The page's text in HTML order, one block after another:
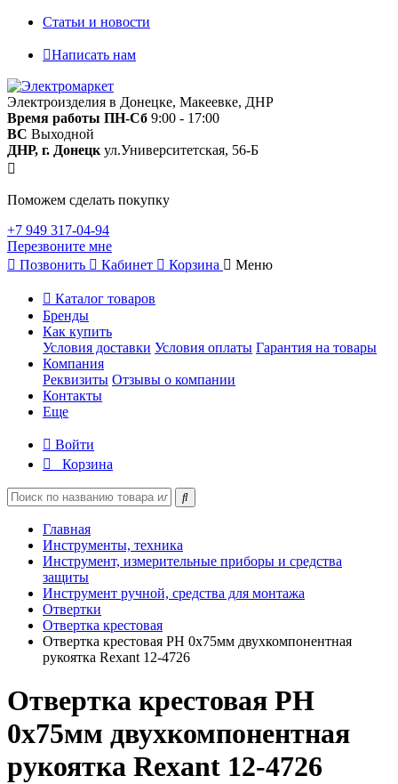
Статьи и новости
Написать нам
Электроизделия в Донецке, Макеевке, ДНР
Время работы ПН-Сб 9:00 - 17:00
ВС Выходной
ДНР, г. Донецк ул.Университетская, 56-Б
Поможем сделать покупку
+7 949 317-04-94
Перезвоните мне
Позвонить
Кабинет Корзина Меню
Каталог товаров
Бренды
Как купить
Условия доставки Условия оплаты Гарантия на товары
Компания
Реквизиты Отзывы о компании
Контакты
Еще
Войти
Корзина
Главная
Инструменты, техника
Инструмент, измерительные приборы и средства
защиты
Инструмент ручной, средства для монтажа
Отвертки
Отвертка крестовая
Отвертка крестовая PH 0х75мм двухкомпонентная
рукоятка Rexant 12-4726
Отвертка крестовая PH
0х75мм двухкомпонентная
рукоятка Rexant 12-4726